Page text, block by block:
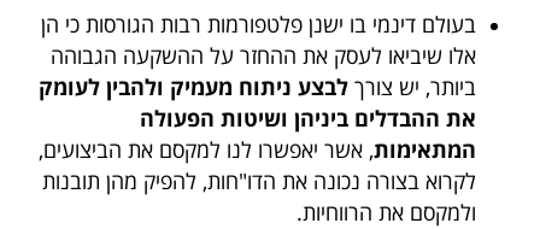
בעולם דינמי בו ישנן פלטפורמות רבות הגורסות כי הן
אלו שיביאו לעסק את ההחזר על ההשקעה הגבוהה
ביותר, יש צורךלבצע ניתוח מעמיק ולהבין לעומק
את ההבדלים ביניהן ושיטות הפעולה
המתאימות, אשר יאפשרו לנו למקסם את הביצועים,
לקרוא בצורה נכונה את הדו"חות, להפיק מהן תובנות
ולמקסם את הרווחיות.